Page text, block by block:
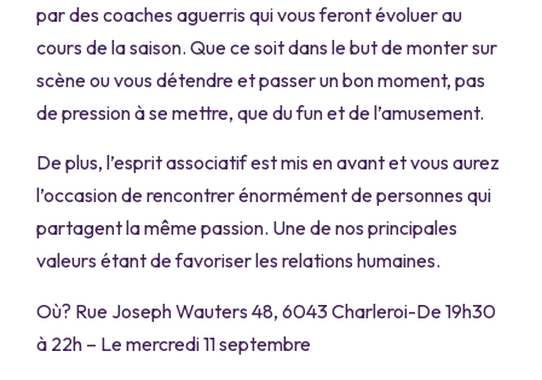
par des coaches aguerris qui vous feront évoluer au
cours de la saison. Que ce soit dans le but de monter sur
scène ou vous détendre et passer un bon moment, pas
de pression à se mettre, que du fun et de l’amusement.
De plus, l’esprit associatif est mis en avant et vous aurez
l’occasion de rencontrer énormément de personnes qui
partagent la même passion. Une de nos principales
valeurs étant de favoriser les relations humaines.
Où? Rue Joseph Wauters 48, 6043 Charleroi-De 19h30
à 22h – Le mercredi 11 septembre